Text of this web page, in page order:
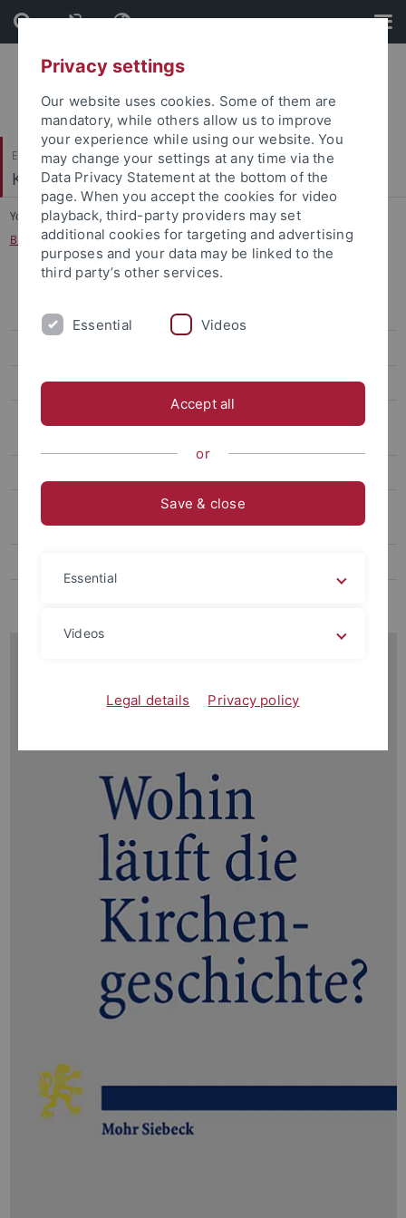
Skip
to
content
Skip
to
footer
Evangelisch-Theologische Fakultät
Kirchengeschichte I
You are here: Startseite
...
Buch von Prof. Witt zur Theorie der Kirchengeschichte erschienen (2025)
September 2026
Tagung zur Auslegung der Bergpredigt im September 2025
Prof. Witt als Vertreter der Fakultät bei der Landessynode der ELKW
Buch von Prof. Witt zur Theorie der Kirchengeschichte erschienen
(2025)
Privacy settings
Our website uses cookies. Some of them are
mandatory, while others allow us to improve
your experience while using our website. You
may change your settings at any time via the
Data Privacy Statement at the bottom of the
page. When you accept the cookies for video
playback, third-party providers may set
additional cookies for targeting and advertising
purposes and your data may be linked to the
third party’s other services.
Essential Videos
Accept all
or
Save & close
Essential
Videos
Legal details Privacy policy